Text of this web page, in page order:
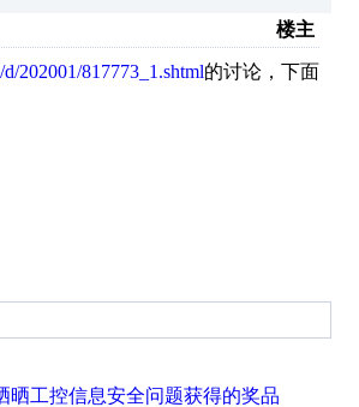
楼主
202001/817773_1.shtml的讨论，下面
晒工控信息安全问题获得的奖品